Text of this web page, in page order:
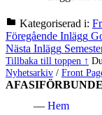
Kategoriserad i:
Hoppa
tillbaka
till
huvudnavigeringen
Föregående Inlägg
Nästa Inlägg
Tillbaka till toppen ↑
Nyhetsarkiv / Front
Hem